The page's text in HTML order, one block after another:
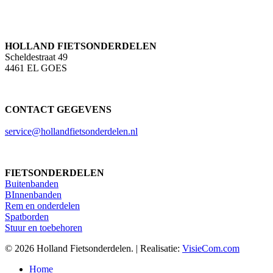
HOLLAND FIETSONDERDELEN
Scheldestraat 49
4461 EL GOES
CONTACT GEGEVENS
service@hollandfietsonderdelen.nl
FIETSONDERDELEN
Buitenbanden
BInnenbanden
Rem en onderdelen
Spatborden
Stuur en toebehoren
© 2026 Holland Fietsonderdelen. | Realisatie: VisieCom.com
Close
Home